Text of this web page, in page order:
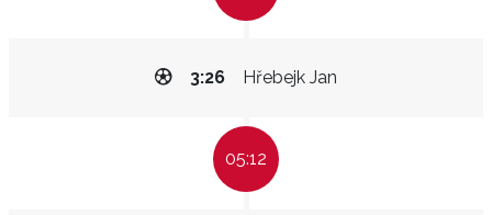
Hřebejk Jan
3:26
05:12